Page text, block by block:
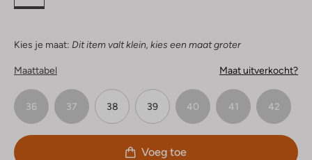
Kies je maat: Dit item valt klein, kies een maat groter
Maattabel Maat uitverkocht?
36 37 38 39 40 41 42
Voeg toe